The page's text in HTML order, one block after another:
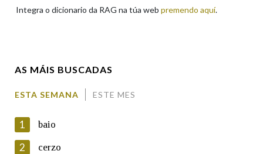
Integra o dicionario da RAG na túa web premendo aquí.
AS MÁIS BUSCADAS
ESTA SEMANA ESTE MES
1 baio
2 cerzo